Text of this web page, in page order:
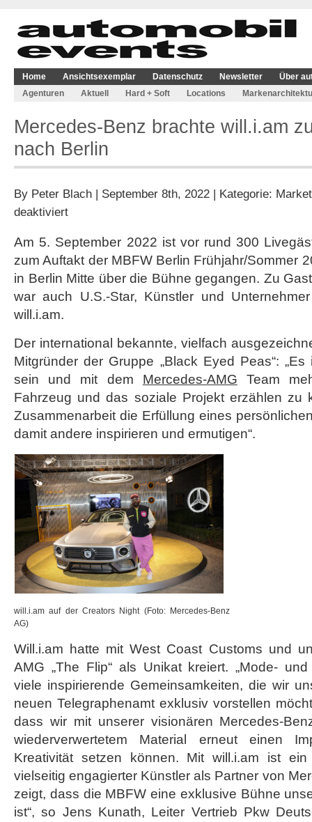
Home Ansichtsexemplar Datenschutz Newsletter
Über
Agenturen
Aktuell Hard + Soft Locations
Mercedes-Benz brachte will.i.am
nach Berlin
By Peter Blach | September 8th, 2022 | Kategorie:
deaktiviertfür
brachte
will.i.am
Creators
Night
Am 5. September 2022 ist vor rund 300
zum Auftakt der MBFW Berlin Frühjahr/Sommer
in Berlin Mitte über die Bühne gegangen. Zu
war auch U.S.-Star, Künstler und
will.i.am.
Der international bekannte, vielfach
Mitgründer der Gruppe „Black Eyed Peas“:
sein und mit dem Mercedes-AMG Team
Fahrzeug und das soziale Projekt erzählen zu
Zusammenarbeit die Erfüllung eines
damit andere inspirieren und ermutigen“.
will.i.am auf der Creators Night (Foto: Mercedes-Benz
AG)
Will.i.am hatte mit West Coast Customs und
AMG „The Flip“ als Unikat kreiert. „Mode-
viele inspirierende Gemeinsamkeiten, die wir
neuen Telegraphenamt exklusiv vorstellen
dass wir mit unserer visionären Mercedes-
wiederverwertetem Material erneut einen
Kreativität setzen können. Mit will.i.am ist ein
vielseitig engagierter Künstler als Partner von
zeigt, dass die MBFW eine exklusive Bühne
ist“, so Jens Kunath, Leiter Vertrieb Pkw